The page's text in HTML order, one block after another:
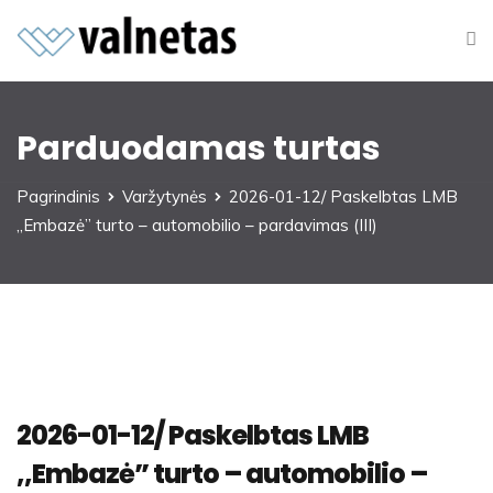
Parduodamas turtas
Pagrindinis Varžytynės
2026-01-12/ Paskelbtas LMB
,,Embazė” turto – automobilio – pardavimas (III)
2026-01-12/ Paskelbtas LMB
,,Embazė” turto – automobilio –